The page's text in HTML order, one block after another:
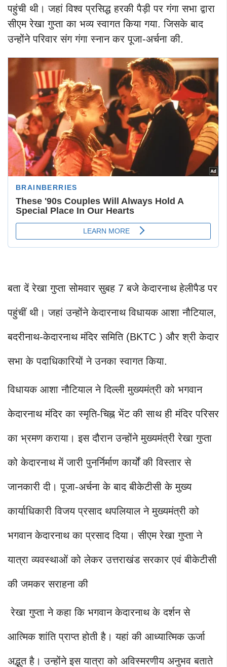
पहुंची थी। जहां विश्व प्रसिद्ध हरकी पैड़ी पर गंगा सभा द्वारा
सीएम रेखा गुप्ता का भव्य स्वागत किया गया. जिसके बाद
उन्होंने परिवार संग गंगा स्नान कर पूजा-अर्चना की.
बता दें रेखा गुप्ता सोमवार सुबह 7 बजे केदारनाथ हेलीपैड पर
पहुंचीं थी। जहां उन्होंने केदारनाथ विधायक आशा नौटियाल,
बदरीनाथ-केदारनाथ मंदिर समिति (BKTC ) और श्री केदार
सभा के पदाधिकारियों ने उनका स्वागत किया.
विधायक आशा नौटियाल ने दिल्ली मुख्यमंत्री को भगवान
केदारनाथ मंदिर का स्मृति-चिह्न भेंट की साथ ही मंदिर परिसर
का भ्रमण कराया। इस दौरान उन्होंने मुख्यमंत्री रेखा गुप्ता
को केदारनाथ में जारी पुनर्निर्माण कार्यों की विस्तार से
जानकारी दी। पूजा-अर्चना के बाद बीकेटीसी के मुख्य
कार्याधिकारी विजय प्रसाद थपलियाल ने मुख्यमंत्री को
भगवान केदारनाथ का प्रसाद दिया। सीएम रेखा गुप्ता ने
यात्रा व्यवस्थाओं को लेकर उत्तराखंड सरकार एवं बीकेटीसी
की जमकर सराहना की
रेखा गुप्ता ने कहा कि भगवान केदारनाथ के दर्शन से
आत्मिक शांति प्राप्त होती है। यहां की आध्यात्मिक ऊर्जा
अद्भुत है। उन्होंने इस यात्रा को अविस्मरणीय अनुभव बताते